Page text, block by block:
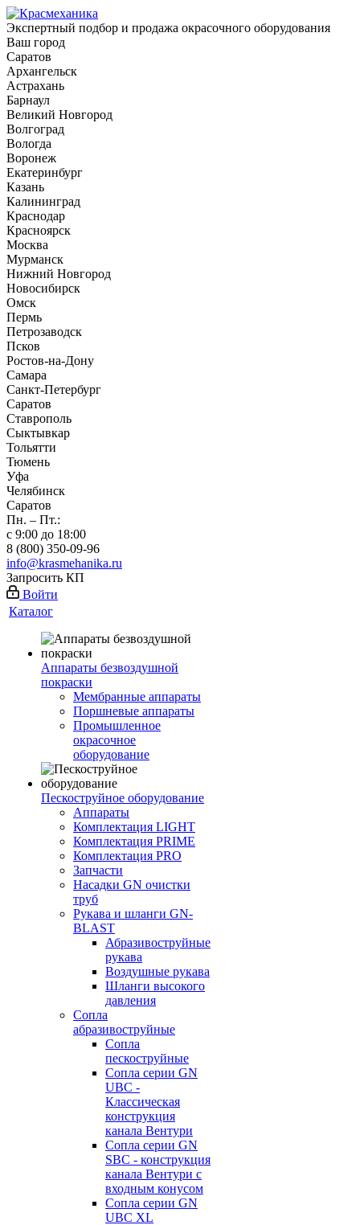
Экспертный подбор и продажа окрасочного оборудования
Ваш город
Саратов
Архангельск
Астрахань
Барнаул
Великий Новгород
Волгоград
Вологда
Воронеж
Екатеринбург
Казань
Калининград
Краснодар
Красноярск
Москва
Мурманск
Нижний Новгород
Новосибирск
Омск
Пермь
Петрозаводск
Псков
Ростов-на-Дону
Самара
Санкт-Петербург
Саратов
Ставрополь
Сыктывкар
Тольятти
Тюмень
Уфа
Челябинск
Саратов
Пн. – Пт.:
с 9:00 до 18:00
8 (800) 350-09-96
info@krasmehanika.ru
Запросить КП
Войти
Каталог
Аппараты безвоздушной
покраски
Мембранные аппараты
Поршневые аппараты
Промышленное
окрасочное
оборудование
Пескоструйное оборудование
Аппараты
Комплектация LIGHT
Комплектация PRIME
Комплектация PRO
Запчасти
Насадки GN очистки
труб
Рукава и шланги GN-
BLAST
Абразивоструйные
рукава
Воздушные рукава
Шланги высокого
давления
Сопла
абразивоструйные
Сопла
пескоструйные
Сопла серии GN
UBC -
Классическая
конструкция
канала Вентури
Сопла серии GN
SBC - конструкция
канала Вентури c
входным конусом
Сопла серии GN
UBC XL